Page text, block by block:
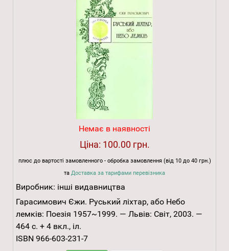
Немає в наявності
Ціна: 100.00 грн.
плюс до вартості замовленного - обробка замовлення (від 10 до 40 грн.)
та Доставка за тарифами перевізника
Виробник: інші видавництва
Гарасимович Єжи. Руський ліхтар, або Небо
лемків: Поезія 1957~1999. — Львів: Світ, 2003. —
464 с. + 4 вкл., іл.
ISBN 966-603-231-7